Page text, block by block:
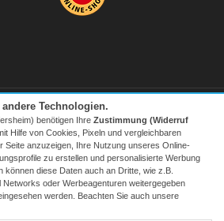
Facebook| twitter
© 2026 Tecedo
zzgl. Versand | *) Unverbindliche
Technologien.
benötigen Ihre Zustimmung (Widerruf
Hilfe von Cookies, Pixeln und vergleichbaren
Seite anzuzeigen, Ihre Nutzung unseres Online-
zu erstellen und personalisierte Werbung
diese Daten auch an Dritte, wie z.B.
Networks oder Werbeagenturen weitergegeben
werden. Beachten Sie auch unsere